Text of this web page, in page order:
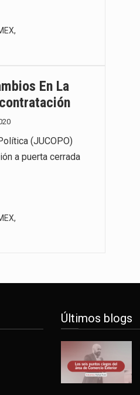
,
En La
(JUCOPO)
a puerta cerrada
,
Últimos blogs